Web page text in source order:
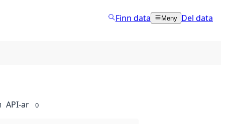
Finn data Meny Del data
API-ar 0